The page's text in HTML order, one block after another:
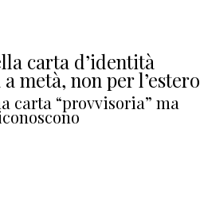
carta d’identità
metà, non per l’estero
carta “provvisoria” ma